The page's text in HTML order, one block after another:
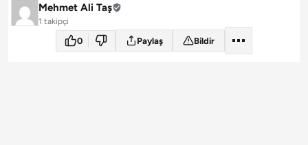
Mehmet Ali Taş
1 takipçi
0 Paylaş Bildir